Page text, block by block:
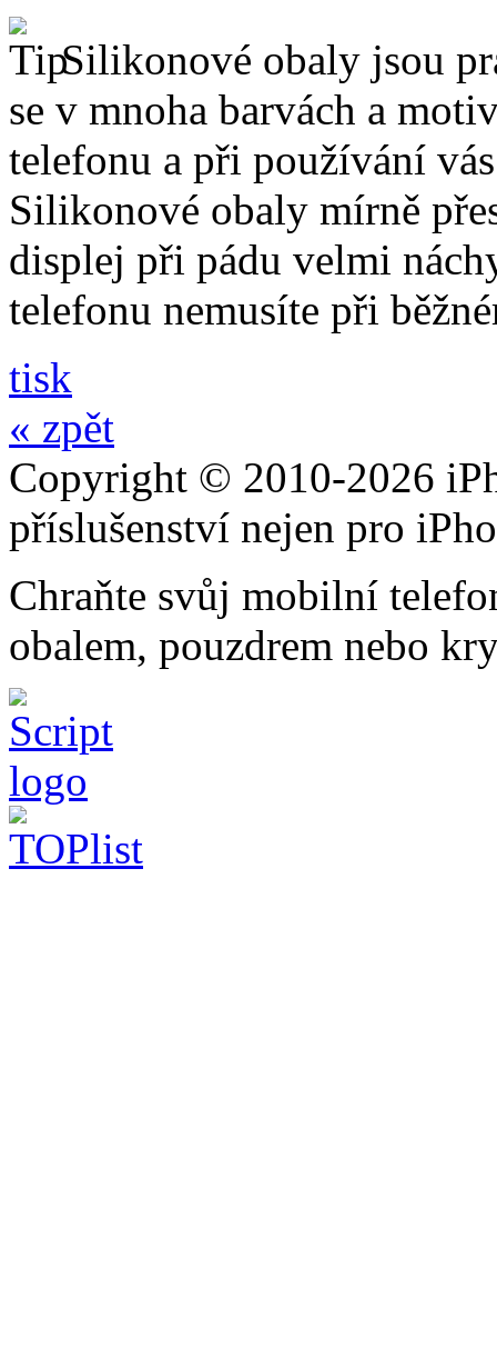
Silikonové obaly jsou
se v mnoha barvách a
telefonu a při používání
Silikonové obaly mírně
displej při pádu velmi
telefonu nemusíte při
tisk
« zpět
Copyright © 2010-2026
příslušenství nejen pro
Chraňte svůj mobilní
obalem, pouzdrem nebo